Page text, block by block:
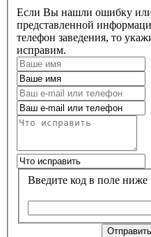
Если Вы нашли ошибку или
представленной
телефон заведения, то
исправим.
Введите код в поле ниже